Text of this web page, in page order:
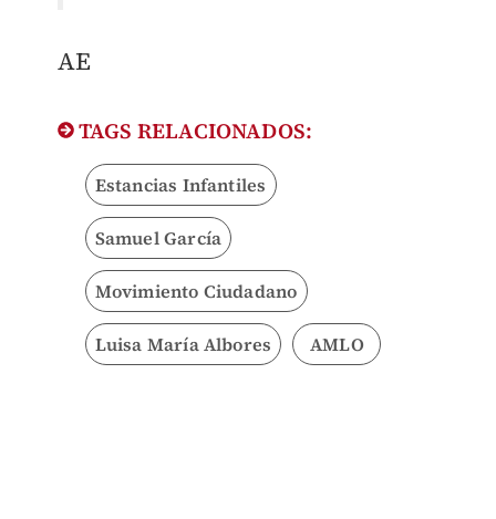
AE
TAGS RELACIONADOS:
Estancias Infantiles
Samuel García
Movimiento Ciudadano
Luisa María Albores AMLO